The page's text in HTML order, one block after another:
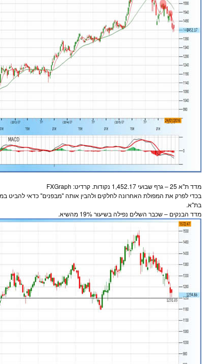
מדד ת"א 25
– גרף שבועי 1,452.17 נקודות. קרדיט: FXGraph
בכדי לפרק את המפולת האחרונה לחלקים ולהבין אותה "מבפנים" כדאי להביט
בת"א.
מדד הבנקים – שכבר השלים נפילה בשיעור 19% מהשיא.